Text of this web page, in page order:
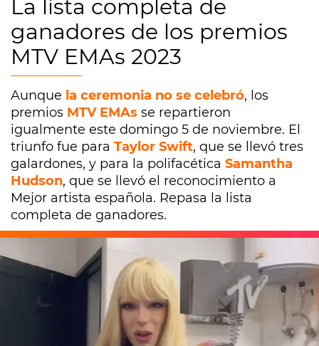
La lista completa de
ganadores de los premios
MTV EMAs 2023
Aunque la ceremonia no se celebró, los
premios MTV EMAs se repartieron
igualmente este domingo 5 de noviembre. El
triunfo fue para Taylor Swift, que se llevó tres
galardones, y para la polifacética Samantha
Hudson, que se llevó el reconocimiento a
Mejor artista española. Repasa la lista
completa de ganadores.